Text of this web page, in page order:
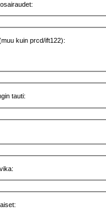
kuin prcd/ift122):
tauti: